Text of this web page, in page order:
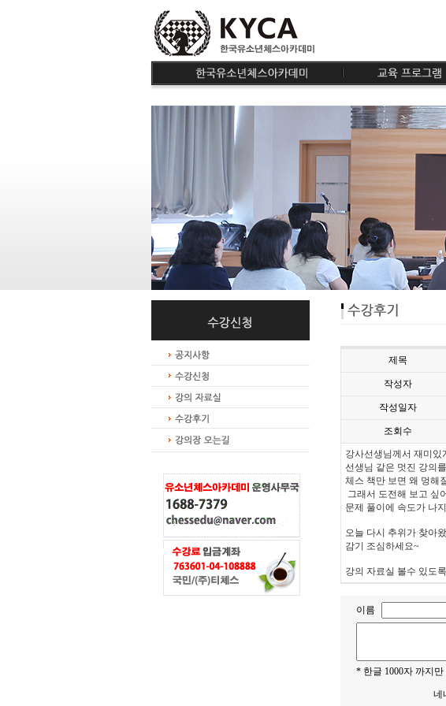
제목
작성자
작성일자
조회수
강사선생님께서 재미있
선생님 같은 멋진 강의
체스 책만 보면 왜 멍해
그래서 도전해 보고 싶
문제 풀이에 속도가 나
오늘 다시 추위가 찾아
감기 조심하세요~
강의 자료실 볼수 있도
이름
* 한글 1000자 까지
네